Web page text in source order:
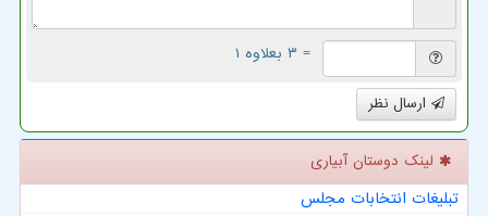
= ۳ بعلاوه ۱
ارسال نظر
لینک دوستان آبیاری
تبلیغات انتخابات مجلس